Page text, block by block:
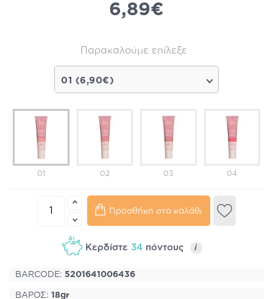
6,89€
Παρακαλούμε επίλεξε
01 (6,90€)
01 02 03 04
Προσθήκη στο καλάθι
Κερδίστε 34πόντους i
BARCODE: 5201641006436
ΒΑΡΟΣ: 18gr